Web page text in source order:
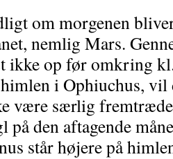
om morgenen
nemlig Mars.
ikke op før omkring
i Ophiuchus, vil
være særlig
på den aftagende
står højere på